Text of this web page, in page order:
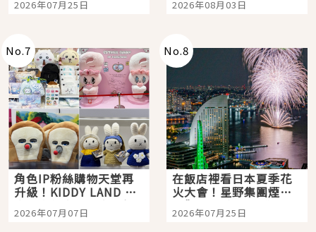
2026年07月25日 「打首」會長與nagano
2026年08月03日
No.7
角色IP粉絲購物天堂再
升級！KIDDY LAND 原
宿店吉伊卡哇迎客，新
開幕 OMOKADO 店3分
2026年07月07日
No.8
在飯店裡看日本夏季花
火大會！星野集團煙火
景觀飯店6選，讓你不用
人擠人悠閒欣賞
2026年07月25日